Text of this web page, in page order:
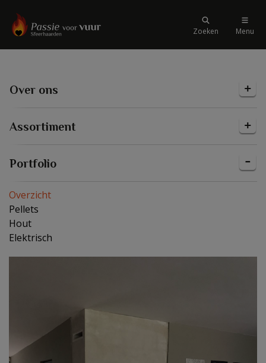
Zoeken Menu
Over ons
Assortiment
Portfolio
Overzicht
Pellets
Hout
Elektrisch